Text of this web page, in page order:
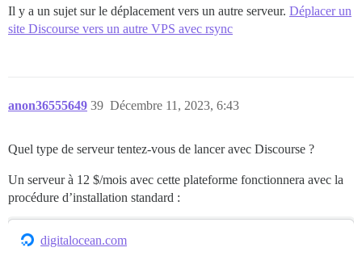
Il y a un sujet sur le déplacement vers un autre serveur. Déplacer un
site Discourse vers un autre VPS avec rsync
anon36555649 Décembre 11, 2023, 6:43
39
Quel type de serveur tentez-vous de lancer avec Discourse ?
Un serveur à 12 $/mois avec cette plateforme fonctionnera avec la
procédure d’installation standard :
digitalocean.com